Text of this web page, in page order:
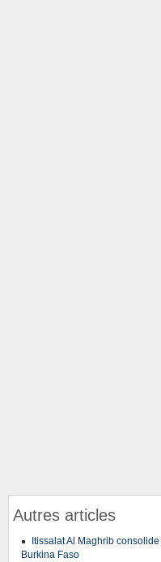
Autres articles
Itissalat Al Maghrib
Burkina Faso